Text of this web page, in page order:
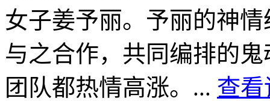
女子姜予丽。予丽的神
与之合作，共同编排的
团队都热情高涨。... 查看